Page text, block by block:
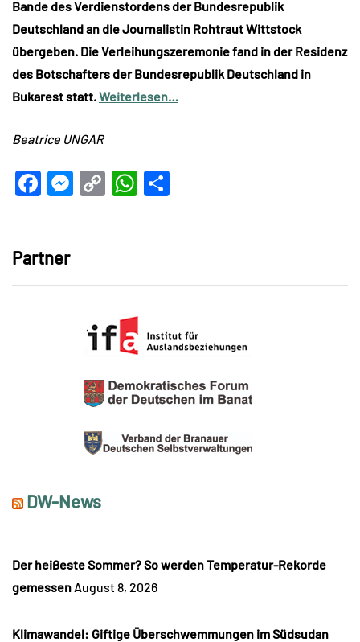
Bande des Verdienstordens der Bundesrepublik
Deutschland an die Journalistin Rohtraut Wittstock
übergeben. Die Verleihungszeremonie fand in der Residenz
des Botschafters der Bundesrepublik Deutschland in
Bukarest statt.Weiterlesen…
Beatrice UNGAR
Facebook
Messenger
CopyWhatsApp
Partner
DW-News
Der heißeste Sommer? So werden Temperatur-Rekorde
gemessen August 8, 2026
Klimawandel: Giftige Überschwemmungen im Südsudan